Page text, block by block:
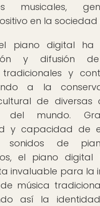
musicales,
en la sociedad
piano digital ha
y difusión
tradicionales y
a la
de diversas
del mundo.
y capacidad de
sonidos de
el piano
invaluable para la
música
así la